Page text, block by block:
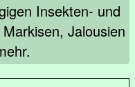
Insekten- und
Jalousien